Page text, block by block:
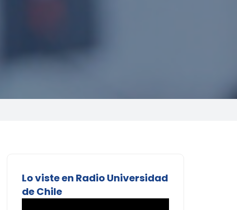
Lo viste en Radio Universidad
de Chile